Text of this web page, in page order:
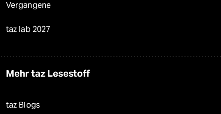
Vergangene
taz lab 2027
Mehr taz Lesestoff
taz Blogs